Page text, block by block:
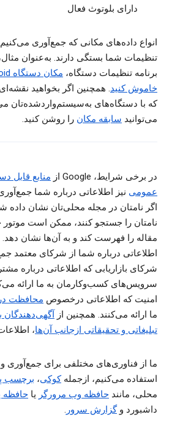
دارای بلوتوث فعال
انواع داده‌های مکانی که جمع‌آوری
تنظیمات شما بستگی دارند. به‌عنوان مثال،
برنامه تنظیمات دستگاه،
خاموش کنید. همچنین اگر بخواهید
که با دستگاه‌های به‌سیستم‌واردشده‌تان
می‌توانید سابقه مکان را روشن کنید.
در برخی شرایط، Google از
منابع قابل
عمومی نیز اطلاعاتی درباره شما
اگر نامتان در مجله محلی‌تان نشان داده
مقاله را فهرست کند و به آن‌ها نشان
اطلاعاتی درباره شما از شرکای معتمد
شرکای بازاریابی که اطلاعاتی درباره
سرویس‌های کسب‌وکارمان به ما ارائه
امنیت که اطلاعاتی درخصوص محافظت
ما ارائه می‌کنند. همچنین از آگهی‌دهندگان
تبلیغاتی و تحقیقاتی ازجانب آن‌ها،
ما از فناوری‌های مختلفی برای جمع‌آوری
استفاده می‌کنیم، ازجملهکوکی‌، برچسب
محلی، مانند حافظه وب مرورگر یا حافظه‌
داشبورد وگزارش‌ سرور .